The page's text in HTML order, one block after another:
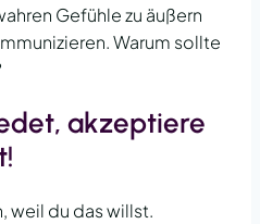
Gefühle zu äußern
Warum sollte
akzeptiere
weil du das willst.